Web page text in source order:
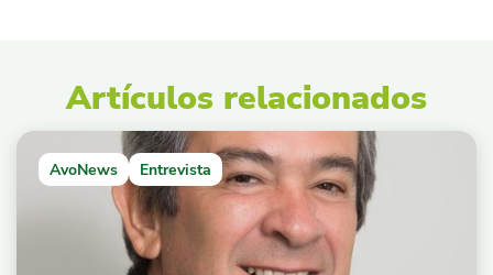
Artículos relacionados
AvoNews Entrevista